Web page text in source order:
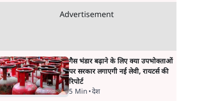
Advertisement
गैस भंडार बढ़ाने के लिए क्या उपभोक्ताओं
पर सरकार लगाएगी नई लेवी, रायटर्स की
रिपोर्ट
5 Min •देश